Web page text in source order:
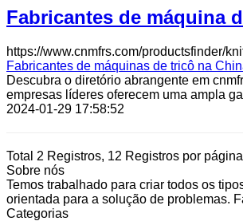
Fabricantes de máquina
https://www.cnmfrs.com/productsfinder/
Fabricantes de máquinas de tricô na
Descubra o diretório abrangente em
empresas líderes oferecem uma ampla
2024-01-29 17:58:52
Total 2 Registros, 12 Registros por página
Sobre nós
Temos trabalhado para criar todos os
orientada para a solução de problemas.
Categorias